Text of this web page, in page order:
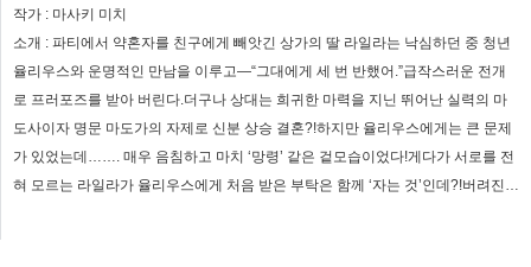
작가 : 마사키 미치
소개 : 파티에서 약혼자를 친구에게 빼앗긴 상가의 딸 라일라는 낙심하던 중 청년
율리우스와 운명적인 만남을 이루고―“그대에게 세 번 반했어.”급작스러운 전개
로 프러포즈를 받아 버린다.더구나 상대는 희귀한 마력을 지닌 뛰어난 실력의 마
도사이자 명문 마도가의 자제로 신분 상승 결혼?!하지만 율리우스에게는 큰 문제
가 있었는데……. 매우 음침하고 마치 ‘망령’ 같은 겉모습이었다!게다가 서로를 전
혀 모르는 라일라가 율리우스에게 처음 받은 부탁은 함께 ‘자는 것’인데?!버려진